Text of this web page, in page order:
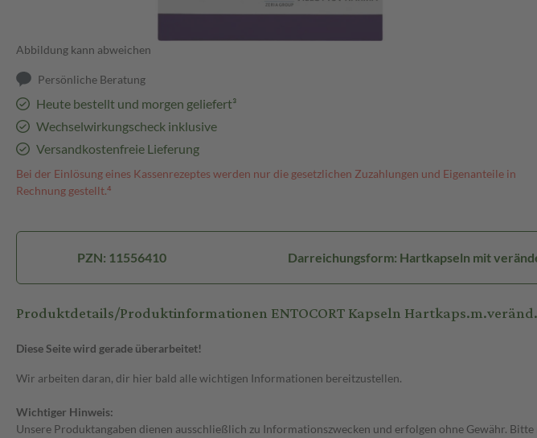
Abbildung kann abweichen
Persönliche Beratung
Heute bestellt und morgen geliefert³
Wechselwirkungscheck inklusive
Versandkostenfreie Lieferung
Bei der Einlösung eines Kassenrezeptes werden nur die gesetzlichen Zuzahlungen und Eigenanteile in
Rechnung gestellt.⁴
PZN: 11556410 Darreichungsform: Hartkapseln mit
Produktdetails/Produktinformationen ENTOCORT Kapseln
Diese Seite wird gerade überarbeitet!
Wir arbeiten daran, dir hier bald alle wichtigen Informationen bereitzustellen.
Wichtiger Hinweis:
Unsere Produktangaben dienen ausschließlich zu Informationszwecken und erfolgen ohne Gewähr.